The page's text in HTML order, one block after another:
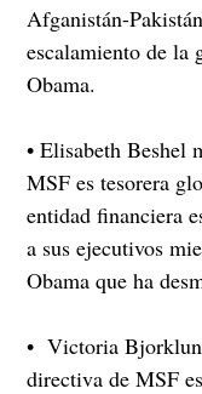
Afganistán-
escalamiento de la
Obama.
• Elisabeth Beshel
MSF es tesorera
entidad financiera
a sus ejecutivos
Obama que ha
• Victoria
directiva de MSF